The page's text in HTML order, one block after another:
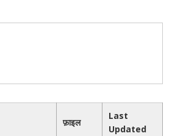
फ़ाइल
Last
Updated